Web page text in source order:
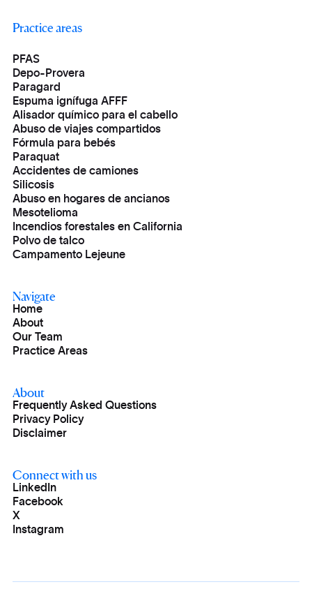
Practice areas
PFAS
Depo-Provera
Paragard
Espuma ignífuga AFFF
Alisador químico para el cabello
Abuso de viajes compartidos
Fórmula para bebés
Paraquat
Accidentes de camiones
Silicosis
Abuso en hogares de ancianos
Mesotelioma
Incendios forestales en California
Polvo de talco
Campamento Lejeune
Navigate
Home
About
Our Team
Practice Areas
About
Frequently Asked Questions
Privacy Policy
Disclaimer
Connect with us
LinkedIn
Facebook
X
Instagram